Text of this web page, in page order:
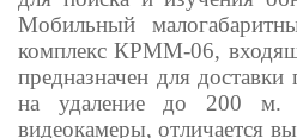
Мобильный
комплекс КРММ-06,
предназначен для
на удаление до 200 м.
видеокамеры, отличается